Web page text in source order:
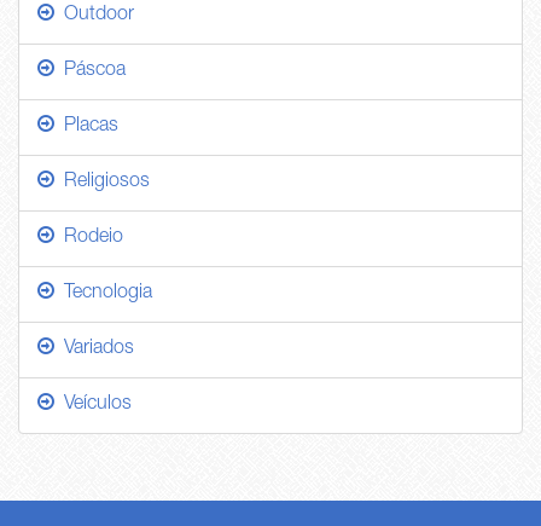
Outdoor
Páscoa
Placas
Religiosos
Rodeio
Tecnologia
Variados
Veículos